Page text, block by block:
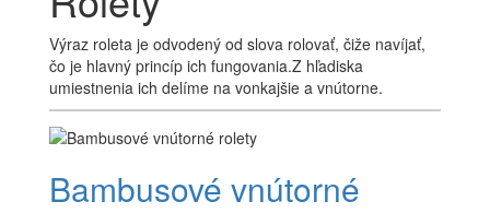
Výraz roleta je odvodený od slova rolovať, čiže navíjať,
čo je hlavný princíp ich fungovania.Z hľadiska
umiestnenia ich delíme na vonkajšie a vnútorne.
Bambusové vnútorné